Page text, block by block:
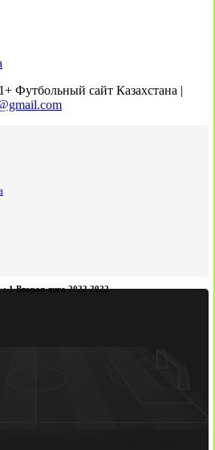
Футбольный сайт Казахстана |
Вторая лига 2022 2022